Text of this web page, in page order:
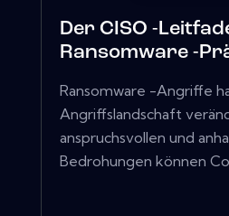
Der CISO -
Ransomware -
Ransomware -Angriffe
Angriffslandschaft
anspruchsvollen und
Bedrohungen können